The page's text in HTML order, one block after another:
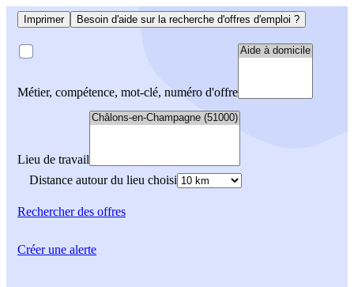
Imprimer Besoin d'aide sur la recherche d'offres d'emploi ?
Métier, compétence, mot-clé, numéro d'offre
Lieu de travail
Distance autour du lieu choisi
Rechercherdes offres
Créer une alerte